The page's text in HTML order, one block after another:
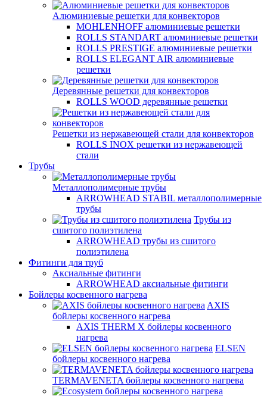
Алюминиевые решетки для конвекторов
MOHLENHOFF алюминиевые решетки
ROLLS STANDART алюминиевые решетки
ROLLS PRESTIGE алюминиевые решетки
ROLLS ELEGANT AIR алюминиевые
решетки
Деревянные решетки для конвекторов
ROLLS WOOD деревянные решетки
Решетки из нержавеющей стали для конвекторов
ROLLS INOX решетки из нержавеющей
стали
Трубы
Металлополимерные трубы
ARROWHEAD STABIL металлополимерные
трубы
Трубы из
сшитого полиэтилена
ARROWHEAD трубы из сшитого
полиэтилена
Фитинги для труб
Аксиальные фитинги
ARROWHEAD аксиальные фитинги
Бойлеры косвенного нагрева
AXIS
бойлеры косвенного нагрева
AXIS THERM X бойлеры косвенного
нагрева
ELSEN
бойлеры косвенного нагрева
TERMAVENETA бойлеры косвенного нагрева